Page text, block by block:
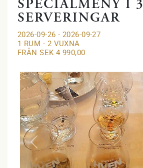
SPECIALMENY I 3
SERVERINGAR
2026-09-26 - 2026-09-27
1 RUM - 2 VUXNA
FRÅN SEK 4 990,00
Previous